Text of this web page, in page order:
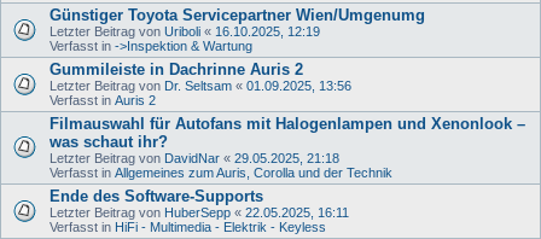
Günstiger Toyota Servicepartner Wien/Umgenumg
Letzter Beitrag von Uriboli « 16.10.2025, 12:19
Verfasst in ->Inspektion & Wartung
Gummileiste in Dachrinne Auris 2
Letzter Beitrag von Dr. Seltsam « 01.09.2025, 13:56
Verfasst in Auris 2
Filmauswahl für Autofans mit Halogenlampen und Xenonlook –
was schaut ihr?
Letzter Beitrag von DavidNar « 29.05.2025, 21:18
Verfasst in Allgemeines zum Auris, Corolla und der Technik
Ende des Software-Supports
Letzter Beitrag von HuberSepp « 22.05.2025, 16:11
Verfasst in HiFi - Multimedia - Elektrik - Keyless